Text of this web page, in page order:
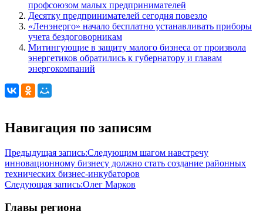
профсоюзом малых предпринимателей
Десятку предпринимателей сегодня повезло
«Ленэнерго» начало бесплатно устанавливать приборы
учета бездоговорникам
Митингующие в защиту малого бизнеса от произвола
энергетиков обратились к губернатору и главам
энергокомпаний
Навигация по записям
Предыдущая запись:Следующим шагом навстречу
инновационному бизнесу должно стать создание районных
технических бизнес-инкубаторов
Следующая запись:Олег Марков
Главы региона